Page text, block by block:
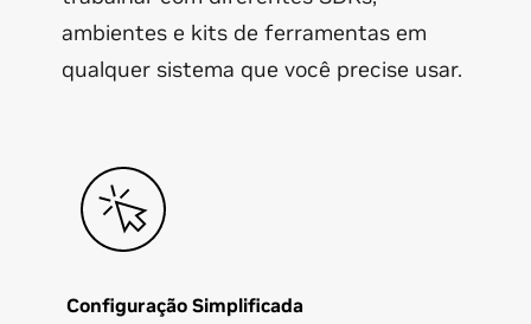
ambientes e kits de ferramentas em
qualquer sistema que você precise usar.
Configuração Simplificada